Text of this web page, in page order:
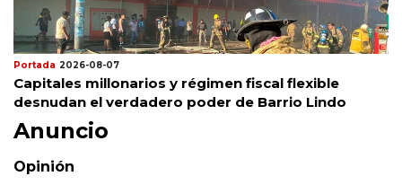
Portada 2026-08-07
Capitales millonarios y régimen fiscal flexible
desnudan el verdadero poder de Barrio Lindo
Anuncio
Opinión